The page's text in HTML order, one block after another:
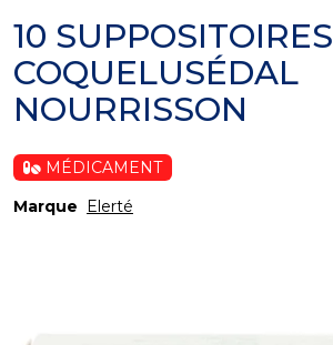
10 SUPPOSITOIRES
COQUELUSÉDAL
NOURRISSON
MÉDICAMENT
Marque Elerté